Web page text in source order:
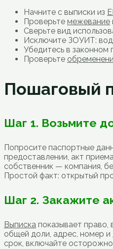
Начните с выписки из
Проверьте межевание
Сверьте вид
Исключите ЗОУИТ:
Убедитесь в законном
Проверьте
Пошаговый
Шаг 1. Возьмите
Попросите паспортные
предоставлении, акт
собственник — компания,
Простой факт: открытый
Шаг 2. Закажите
Выписка показывает право,
общей доли, адрес, номер и
срок, включайте